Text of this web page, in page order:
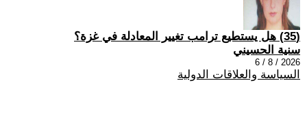
(35) هل يستطيع ترامب تغيير المعادلة في غزة؟
سنية الحسيني
2026 / 8 / 6
السياسة والعلاقات الدولية